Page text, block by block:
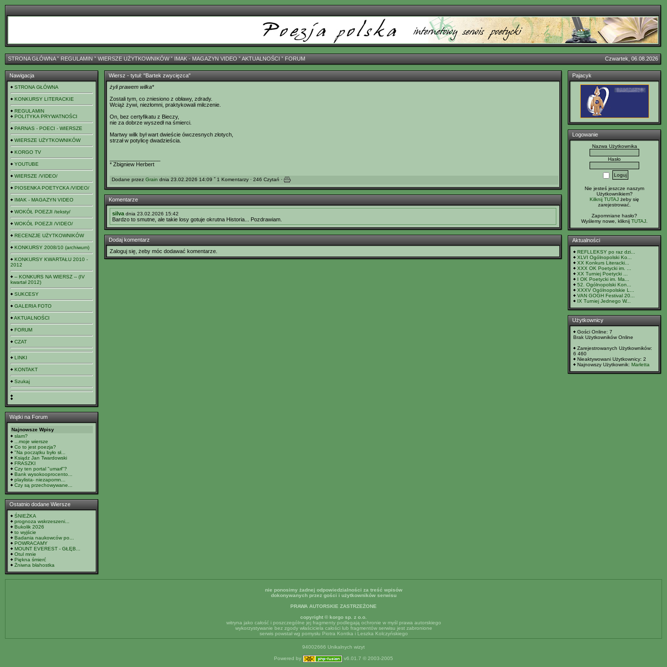
STRONA GŁÓWNAˇ REGULAMIN ˇ WIERSZE UŻYTKOWNIKÓWˇ IMAK - MAGAZYN VIDEO ˇAKTUALNOŚCI ˇ FORUM Czwartek, 06.08.2026
Nawigacja
STRONA GŁÓWNA
KONKURSY LITERACKIE
REGULAMIN
POLITYKA PRYWATNOŚCI
PARNAS - POECI - WIERSZE
WIERSZE UŻYTKOWNIKÓW
KORGO TV
YOUTUBE
WIERSZE /VIDEO/
PIOSENKA POETYCKA /VIDEO/
IMAK - MAGAZYN VIDEO
WOKÓŁ POEZJI /teksty/
WOKÓŁ POEZJI /VIDEO/
RECENZJE UŻYTKOWNIKÓW
KONKURSY 2008/10 (archiwum)
KONKURSY KWARTAŁU 2010 -
2012
-- KONKURS NA WIERSZ -- (IV
kwartał 2012)
SUKCESY
GALERIA FOTO
AKTUALNOŚCI
FORUM
CZAT
LINKI
KONTAKT
Szukaj
Wątki na Forum
Najnowsze Wpisy
slam?
...moje wiersze
Co to jest poezja?
"Na początku było sł...
Ksiądz Jan Twardowski
FRASZKI
Czy ten portal "umarł"?
Bank wysokooprocento...
playlista- niezapomn...
Czy są przechowywane...
Ostatnio dodane Wiersze
ŚNIEŻKA
prognoza wskrzeszeni...
Bukolik 2026
to wyjście
Badania naukowców po...
POWRACAMY
MOUNT EVEREST - GŁĘB...
Otul mnie
Piękna śmierć
Żniwna błahostka
Wiersz - tytuł: "Bartek zwycięzca"
żyli prawem wilka*
Zostali tym, co zniesiono z obławy, zdrady.
Wciąż żywi, niezłomni, praktykowali milczenie.
On, bez certyfikatu z Bieczy,
nie za dobrze wyszedł na śmierci.
Martwy wilk był wart dwieście ówczesnych złotych,
strzał w potylicę dwadzieścia.
* Zbigniew Herbert
Dodane przez Grain dnia 23.02.2026 14:09 ˇ 1 Komentarzy · 246 Czytań ·
Komentarze
silva dnia 23.02.2026 15:42
Bardzo to smutne, ale takie losy gotuje okrutna Historia... Pozdrawiam.
Dodaj komentarz
Zaloguj się, żeby móc dodawać komentarze.
Pajacyk
Logowanie
Nazwa Użytkownika
Hasło
Nie jesteś jeszcze naszym
Użytkownikiem?
Kilknij TUTAJ żeby się
zarejestrować.
Zapomniane hasło?
Wyślemy nowe, kliknij TUTAJ
Aktualności
REFLLEKSY po raz dzi...
XLVI Ogólnopolski Ko...
XX Konkurs Literacki...
XXX OK Poetycki im. ...
XX Turniej Poetycki ...
I OK Poetycki im. Ma...
52. Ogólnopolski Kon...
XXXV Ogólnopolskie L...
VAN GOGH Festival 20...
IX Turniej Jednego W...
Użytkownicy
Gości Online: 7
Brak Użytkowników Online
Zarejestrowanych Użytkowników:
6 460
Nieaktywowani Użytkownicy: 2
Najnowszy Użytkownik: Marletta
nie ponosimy żadnej odpowiedzialności za treść wpisów
dokonywanych przez gości i użytkowników serwisu
PRAWA AUTORSKIE ZASTRZEŻONE
copyright © korgo sp. z o.o.
witryna jako całość i poszczególne jej fragmenty podlegają ochronie w myśl prawa autorskiego
wykorzystywanie bez zgody właściciela całości lub fragmentów serwisu jest zabronione
serwis powstał wg pomysłu Piotra Kontka i Leszka Kolczyńskiego
94002666 Unikalnych wizyt
Powered by v6.01.7 © 2003-2005